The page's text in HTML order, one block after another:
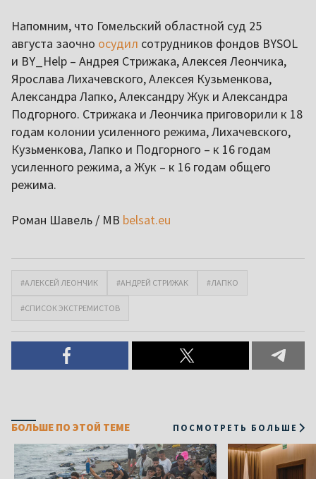
Напомним, что Гомельский областной суд 25
августа заочно осудил сотрудников фондов BYSOL
и BY_Help – Андрея Стрижака, Алексея Леончика,
Ярослава Лихачевского, Алексея Кузьменкова,
Александра Лапко, Александру Жук и Александра
Подгорного. Стрижака и Леончика приговорили к 18
годам колонии усиленного режима, Лихачевского,
Кузьменкова, Лапко и Подгорного – к 16 годам
усиленного режима, а Жук – к 16 годам общего
режима.
Роман Шавель / МВ belsat.eu
#АЛЕКСЕЙ ЛЕОНЧИК #АНДРЕЙ СТРИЖАК #ЛАПКО
#СПИСОК ЭКСТРЕМИСТОВ
БОЛЬШЕ ПО ЭТОЙ ТЕМЕ ПОСМОТРЕТЬ БОЛЬШЕ